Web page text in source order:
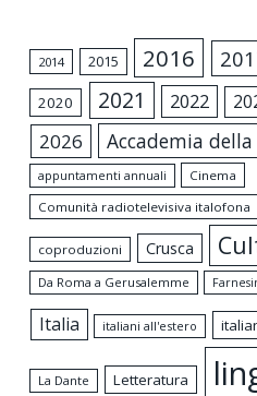
2014 2015 2016
2020 2021 2022
2026 Accademia della
appuntamenti annuali
Cinema
Comunità radiotelevisiva italofona
coproduzioni Crusca
Da Roma a Gerusalemme
Italia italiani all'estero
La Dante Letteratura